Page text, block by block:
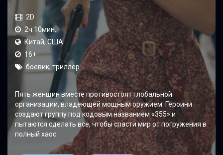
2D
2ч.10мин.
Китай, США
16+
боевик, триллер
Пять женщин вместе противостоят глобальной
организации, владеющей мощным оружием. Героини
создают группу под кодовым названием «355» и
пытаются сделать все, чтобы спасти мир от погружения в
полный хаос.